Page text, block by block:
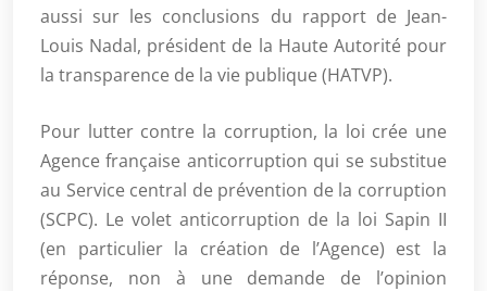
aussi sur les conclusions du rapport de Jean-
Louis Nadal, président de la Haute Autorité pour
la transparence de la vie publique (HATVP).
Pour lutter contre la corruption, la loi crée une
Agence française anticorruption qui se substitue
au Service central de prévention de la corruption
(SCPC). Le volet anticorruption de la loi Sapin II
(en particulier la création de l’Agence) est la
réponse, non à une demande de l’opinion